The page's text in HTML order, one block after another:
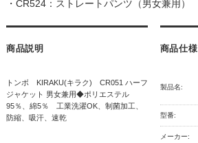
・ CR524：ストレートパンツ（男女兼用）
商品説明
トンボ KIRAKU(キラク) CR051 ハーフ
ジャケット 男女兼用◆ポリエステル
95％、綿5％ 工業洗濯OK、制菌加工、
防縮、吸汗、速乾
商品仕様
製品名:
型番:
メーカー: